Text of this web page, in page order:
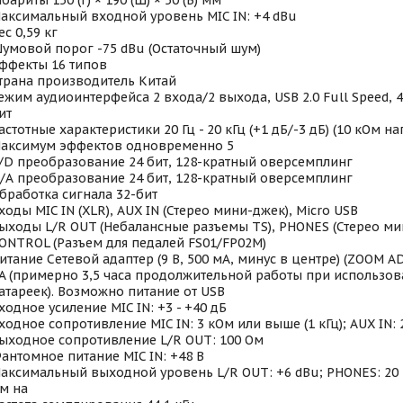
входной уровень MIC IN: +4 dBu
0,59 кг
порог -75 dBu (Остаточный шум)
16 типов
производитель Китай
аудиоинтерфейса 2 входа/2 выхода, USB 2.0 Full Speed,
характеристики 20 Гц - 20 кГц (+1 дБ/-3 дБ) (10 кОм
эффектов одновременно 5
D преобразование 24 бит, 128-кратный оверсемплинг
А преобразование 24 бит, 128-кратный оверсемплинг
сигнала 32-бит
MIC IN (XLR), AUX IN (Стерео мини-джек), Micro USB
L/R OUT (Небалансные разъемы TS), PHONES (Стерео
(Разъем для педалей FS01/FP02M)
Сетевой адаптер (9 В, 500 мА, минус в центре) (ZOOM
(примерно 3,5 часа продолжительной работы при
Возможно питание от USB
усиление MIC IN: +3 - +40 дБ
сопротивление MIC IN: 3 кОм или выше (1 кГц); AUX IN:
сопротивление L/R OUT: 100 Ом
питание MIC IN: +48 В
выходной уровень L/R OUT: +6 dBu; PHONES: 20
на